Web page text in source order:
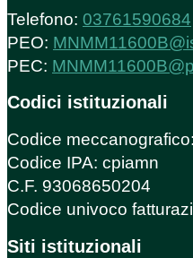
Telefono: 03761590684
PEO:
PEC:
Codici istituzionali
Codice
Codice IPA: cpiamn
C.F. 93068650204
Codice univoco
Siti istituzionali